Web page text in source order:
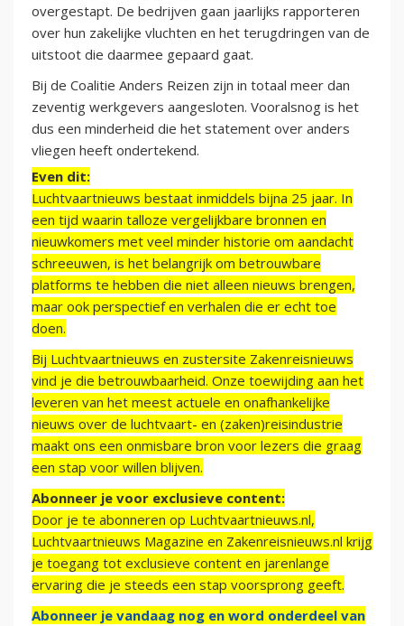
overgestapt. De bedrijven gaan jaarlijks rapporteren
over hun zakelijke vluchten en het terugdringen van de
uitstoot die daarmee gepaard gaat.
Bij de Coalitie Anders Reizen zijn in totaal meer dan
zeventig werkgevers aangesloten. Vooralsnog is het
dus een minderheid die het statement over anders
vliegen heeft ondertekend.
Even dit:
Luchtvaartnieuws bestaat inmiddels bijna 25 jaar. In
een tijd waarin talloze vergelijkbare bronnen en
nieuwkomers met veel minder historie om aandacht
schreeuwen, is het belangrijk om betrouwbare
platforms te hebben die niet alleen nieuws brengen,
maar ook perspectief en verhalen die er echt toe
doen.
Bij Luchtvaartnieuws en zustersite Zakenreisnieuws
vind je die betrouwbaarheid. Onze toewijding aan het
leveren van het meest actuele en onafhankelijke
nieuws over de luchtvaart- en (zaken)reisindustrie
maakt ons een onmisbare bron voor lezers die graag
een stap voor willen blijven.
Abonneer je voor exclusieve content:
Door je te abonneren op Luchtvaartnieuws.nl,
Luchtvaartnieuws Magazine en Zakenreisnieuws.nl krijg
je toegang tot exclusieve content en jarenlange
ervaring die je steeds een stap voorsprong geeft.
Abonneer je vandaag nog en word onderdeel van